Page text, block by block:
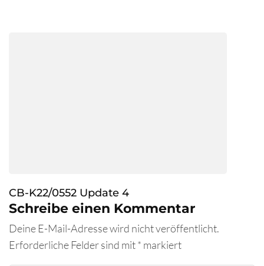
CB-K22/0552 Update 4
Schreibe einen Kommentar
Deine E-Mail-Adresse wird nicht veröffentlicht.
Erforderliche Felder sind mit* markiert